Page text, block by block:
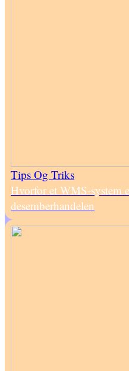
Tips Og Triks
Hvorfor et WMS-system
desemberhandelen